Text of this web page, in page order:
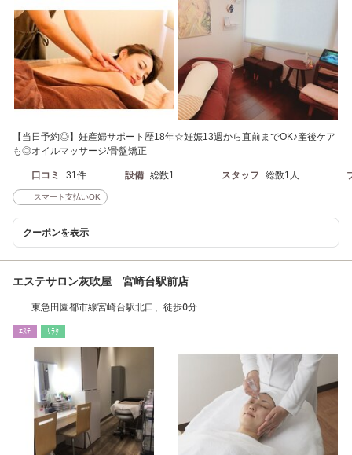
【当日予約◎】妊産婦サポート歴18年☆妊娠13週から直前までOK♪産後ケア
も◎オイルマッサージ/骨盤矯正
口コミ 31件 設備 総数1 スタッフ 総数1人
スマート支払いOK
クーポンを表示
エステサロン灰吹屋 宮崎台駅前店
東急田園都市線宮崎台駅北口、徒歩0分
ｴｽﾃ ﾘﾗｸ